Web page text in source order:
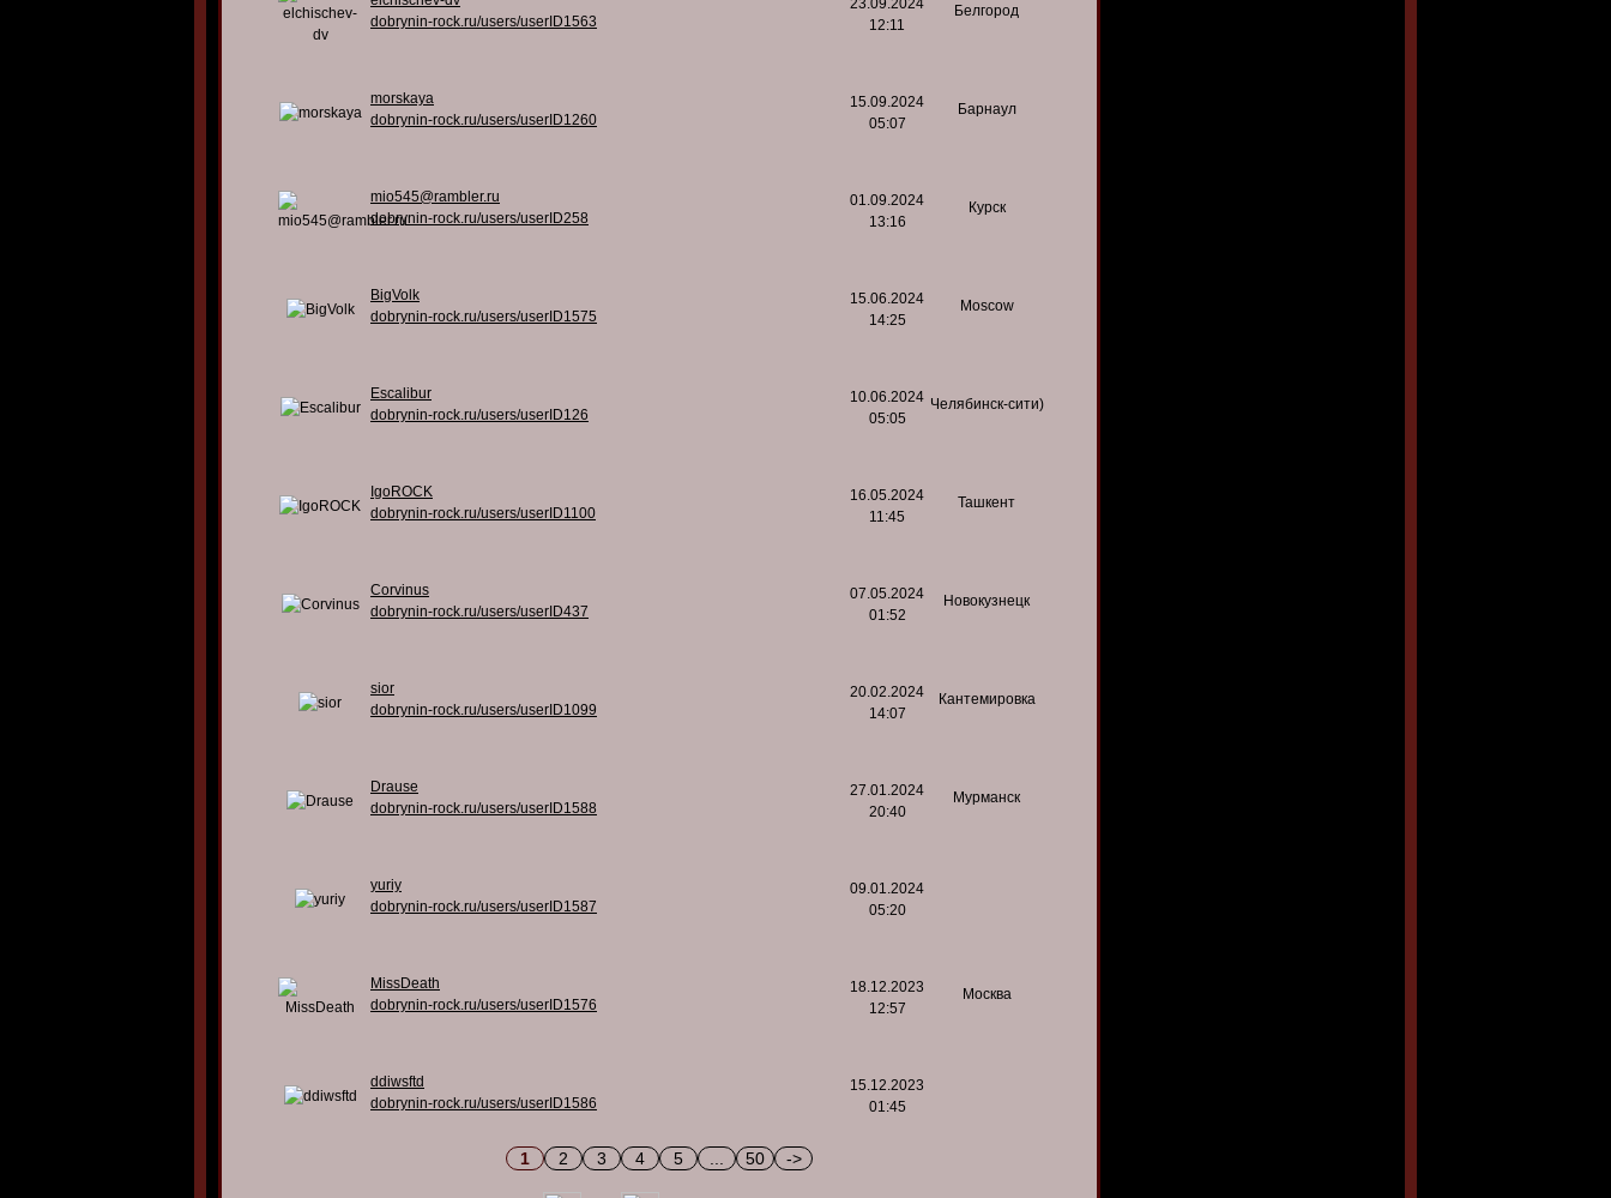
dobrynin-rock.ru/users/userID1563
23.09.2024
12:11
Белгород
morskaya
dobrynin-rock.ru/users/userID1260
15.09.2024
05:07
Барнаул
mio545@rambler.ru
dobrynin-rock.ru/users/userID258
01.09.2024
13:16
Курск
BigVolk
dobrynin-rock.ru/users/userID1575
15.06.2024
14:25
Moscow
Escalibur
dobrynin-rock.ru/users/userID126
10.06.2024
05:05
Челябинск-сити)
IgoROCK
dobrynin-rock.ru/users/userID1100
16.05.2024
11:45
Ташкент
Corvinus
dobrynin-rock.ru/users/userID437
07.05.2024
01:52
Новокузнецк
sior
dobrynin-rock.ru/users/userID1099
20.02.2024
14:07
Кантемировка
Drause
dobrynin-rock.ru/users/userID1588
27.01.2024
20:40
Мурманск
yuriy
dobrynin-rock.ru/users/userID1587
09.01.2024
05:20
MissDeath
dobrynin-rock.ru/users/userID1576
18.12.2023
12:57
Москва
ddiwsftd
dobrynin-rock.ru/users/userID1586
15.12.2023
01:45
1 2 3 4 5 50 ->